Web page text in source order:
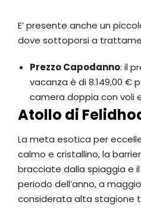
E’ presente anche un
dove sottoporsi a
Prezzo Capodanno: il
vacanza è di 8.149,00 €
camera doppia con voli
Atollo di
La meta esotica per
calmo e cristallino, la
bracciate dalla spiaggia e
periodo dell’anno, a
considerata alta stagione